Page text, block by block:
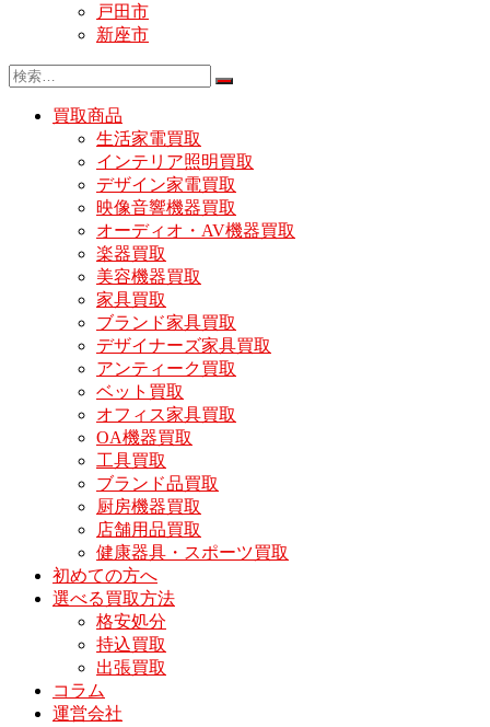
戸田市
新座市
買取商品
生活家電買取
インテリア照明買取
デザイン家電買取
映像音響機器買取
オーディオ・AV機器買取
楽器買取
美容機器買取
家具買取
ブランド家具買取
デザイナーズ家具買取
アンティーク買取
ベット買取
オフィス家具買取
OA機器買取
工具買取
ブランド品買取
厨房機器買取
店舗用品買取
健康器具・スポーツ買取
初めての方へ
選べる買取方法
格安処分
持込買取
出張買取
コラム
運営会社